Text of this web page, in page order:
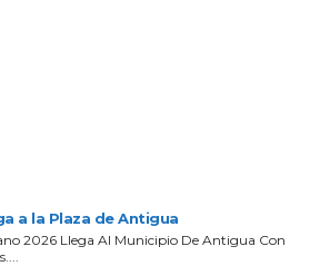
a la Plaza de Antigua
2026 Llega Al Municipio De Antigua Con